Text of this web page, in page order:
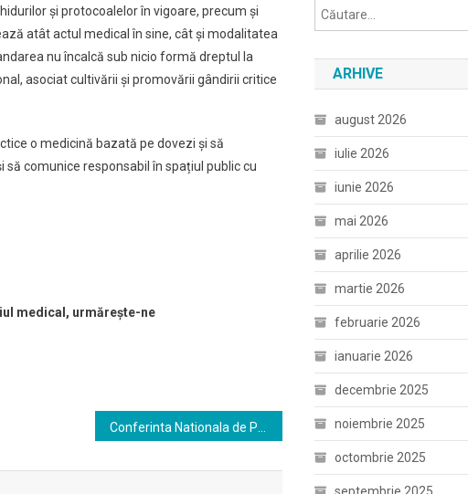
și protocoalelor în vigoare, precum și
atât actul medical în sine, cât și modalitatea
nu încalcă sub nicio formă dreptul la
asociat cultivării și promovării gândirii critice
o medicină bazată pe dovezi și să
comunice responsabil în spațiul public cu
medical, urmărește-ne
ARHIVE
august 2026
iulie 2026
iunie 2026
mai 2026
aprilie 2026
martie 2026
februarie 2026
ianuarie 2026
decembrie 2025
noiembrie 2025
octombrie 2025